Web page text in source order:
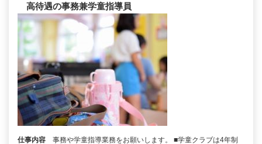
高待遇の事務兼学童指導員
仕事内容 事務や学童指導業務をお願いします。 ■学童クラブは4年制